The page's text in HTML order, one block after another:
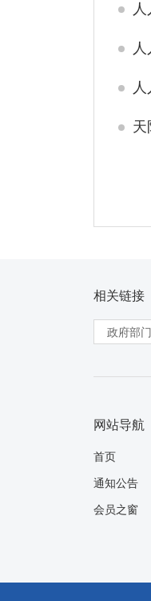
天
相关链接
网站导航
首页
通知公告
会员之窗